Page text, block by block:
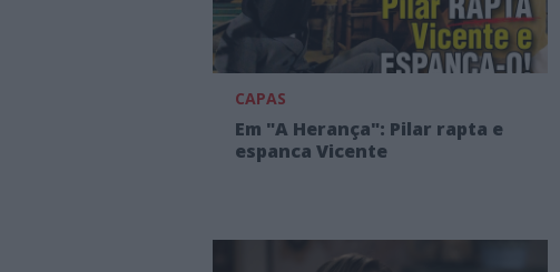
CAPAS
Em "A Herança": Pilar rapta e
espanca Vicente